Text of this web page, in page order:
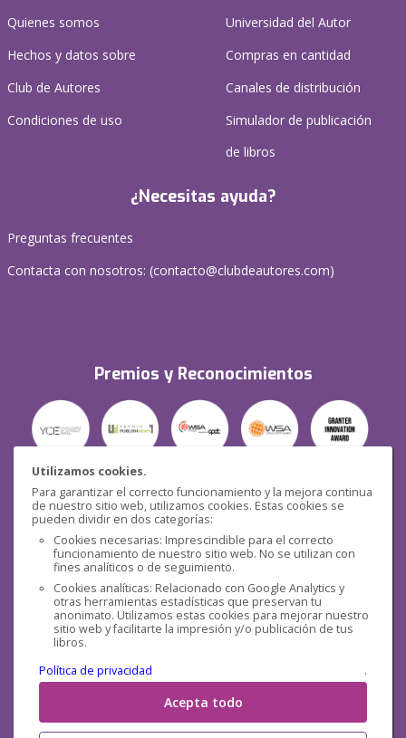
Utilizamos cookies.
Para garantizar el correcto funcionamiento y la mejora continua
de nuestro sitio web, utilizamos cookies. Estas cookies se
pueden dividir en dos categorías:
Cookies necesarias: Imprescindible para el correcto
funcionamiento de nuestro sitio web. No se utilizan con
fines analíticos o de seguimiento.
Cookies analíticas: Relacionado con Google Analytics y
otras herramientas estadísticas que preservan tu
anonimato. Utilizamos estas cookies para mejorar nuestro
sitio web y facilitarte la impresión y/o publicación de tus
libros.
Política de privacidad
.
Acepta todo
Quienes somos
Hechos y datos sobre
Club de Autores
Condiciones de uso
Universidad del Autor
Compras en cantidad
Canales de distribución
Simulador de publicación
de libros
¿Necesitas ayuda?
Preguntas frecuentes
Contacta con nosotros: (contacto@clubdeautores.com)
Premios y Reconocimientos
Seguridad
Redes sociales